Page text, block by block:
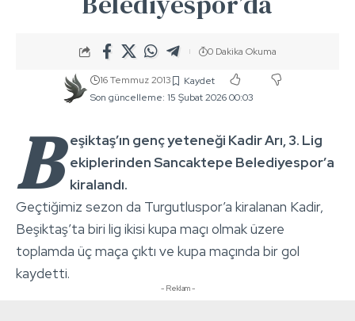
Son güncelleme: 15 Şubat 2026 00:03
16 Temmuz 2013
0 Dakika Okuma
B eşiktaş’ın genç yeteneği Kadir Arı, 3. Lig
ekiplerinden Sancaktepe Belediyespor’a
kiralandı.
Geçtiğimiz sezon da Turgutluspor’a kiralanan Kadir,
Beşiktaş’ta biri lig ikisi kupa maçı olmak üzere
toplamda üç maça çıktı ve kupa maçında bir gol
kaydetti.
- Reklam -